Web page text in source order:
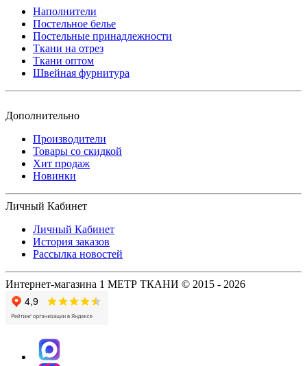
Наполнители
Постельное белье
Постельные принадлежности
Ткани на отрез
Ткани оптом
Швейная фурнитура
Дополнительно
Производители
Товары со скидкой
Хит продаж
Новинки
Личный Кабинет
Личный Кабинет
История заказов
Рассылка новостей
Интернет-магазина 1 МЕТР ТКАНИ © 2015 - 2026